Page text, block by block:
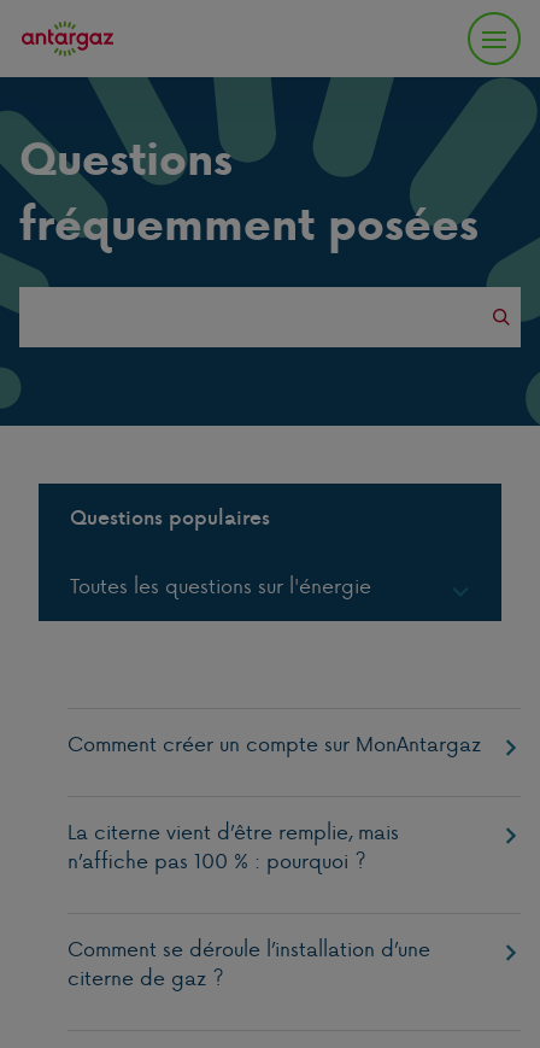
Questions
fréquemment posées
Questions populaires
Toutes les questions sur l'énergie
Comment créer un compte sur MonAntargaz
La citerne vient d’être remplie, mais
n’affiche pas 100 % : pourquoi ?
Comment se déroule l’installation d’une
citerne de gaz ?